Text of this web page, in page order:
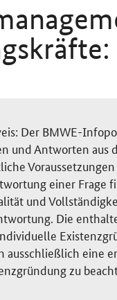
Der BMWE-
und Antworten aus
einer Frage
und
Die
ausschließlich eine
zu